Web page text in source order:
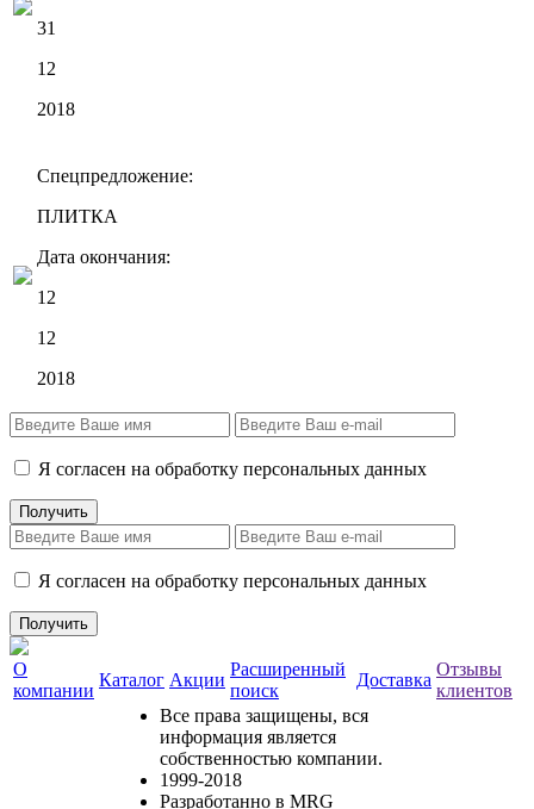
31
12
2018
Спецпредложение:
ПЛИТКА
Дата окончания:
12
12
2018
Я согласен на обработку персональных данных
Я согласен на обработку персональных данных
О
компании
Каталог Акции
Расширенный
поиск
Доставка
Отзывы
клиентов
Все права защищены, вся
информация является
собственностью компании.
1999-2018
Разработанно в MRG